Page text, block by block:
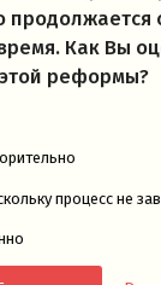
Как Вы
реформы?
процесс не